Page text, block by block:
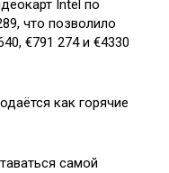
Intel по
что позволило
€791 274 и €4330
самой